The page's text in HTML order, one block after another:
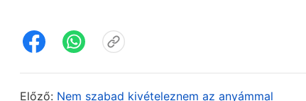
a baj? Szíven ütött ez a cikk?” Ming Huj nem
Előző: Nem szabad kivételeznem az anyámmal